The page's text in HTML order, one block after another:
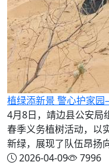
植绿添新景 警心护家
4月8日，靖边县公安局
春季义务植树活动，以
新绿，展现了队伍昂扬
2026-04-09
7996